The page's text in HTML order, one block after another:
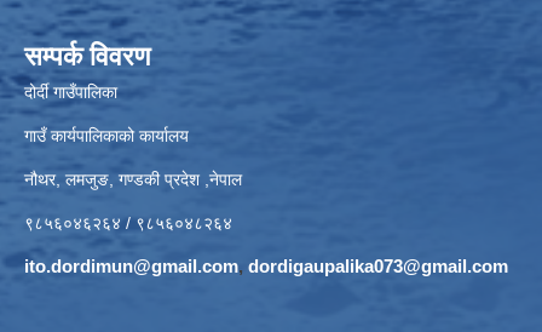
सम्पर्क विवरण
दोर्दी गाउँपालिका
गाउँ कार्यपालिकाको कार्यालय
नौथर, लमजुङ, गण्डकी प्रदेश ,नेपाल
९८५६०४६२६४ / ९८५६०४८२६४
ito.dordimun@gmail.com, dordigaupalika073@gmail.com